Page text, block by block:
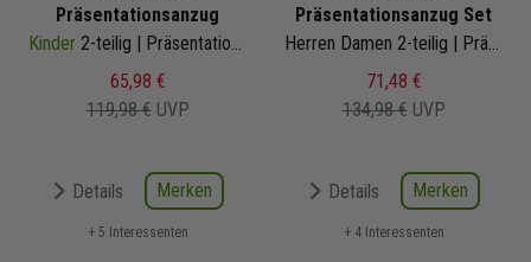
Präsentationsanzug
Kinder 2-teilig | Präsentationsjacke Präsentationshose
65,98 €
119,98 € UVP
Details Merken
+ 5 Interessenten
Präsentationsanzug Set
Herren Damen 2-teilig | Präsentationsjacke Präsentationshose
71,48 €
134,98 € UVP
Details Merken
+ 4 Interessenten